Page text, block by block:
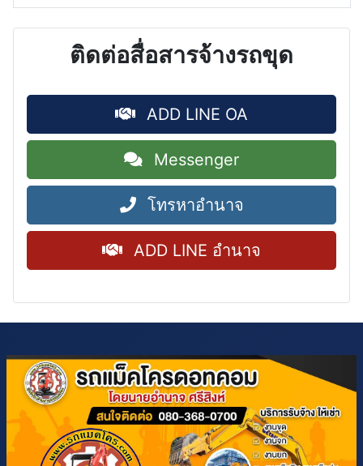
ติดต่อสื่อสารจ้างรถขุด
ADD LINE OA
Messenger
โทรหาอำนาจ
ADD LINE อำนาจ